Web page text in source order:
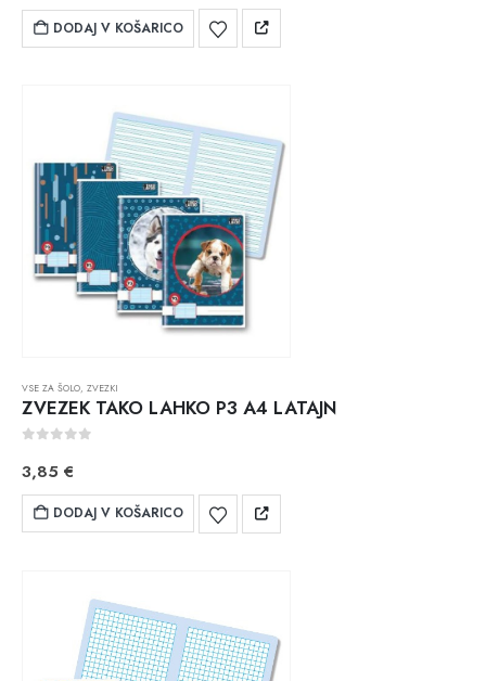
DODAJ V KOŠARICO
VSE ZA ŠOLO, ZVEZKI
ZVEZEK TAKO LAHKO P3 A4 LATAJN
3,85 €
DODAJ V KOŠARICO